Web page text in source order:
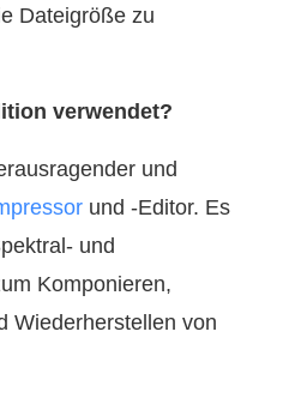
Dateigröße zu
verwendet?
und
und -Editor. Es
und
Komponieren,
Wiederherstellen von